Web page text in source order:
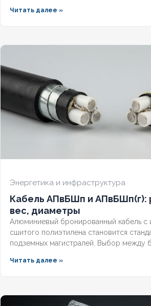
Разберём технический паспорт,
Читать далее »
Энергетика и инфраструктура
Кабель АПвБШп и АПвБШп(г):
вес, диаметры
Алюминиевый бронированный кабель с
сшитого полиэтилена становится
подземных магистралей. Выбор между
вод и требований к надёжности.
Читать далее »